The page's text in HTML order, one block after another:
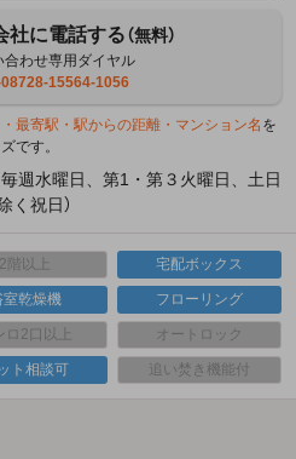
社に電話する（無料）
合わせ専用ダイヤル
15564-1056
最寄駅・駅からの距離・マンション名 を
です。
週水曜日、第1・第３火曜日、土日
く祝日）
2階以上 宅配ボックス
室乾燥機 フローリング
ロ2口以上 オートロック
ト相談可 追い焚き機能付